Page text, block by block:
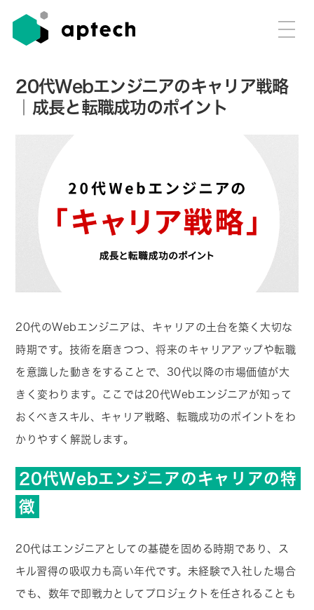
20代Webエンジニアのキャリア戦略
｜成長と転職成功のポイント
20代のWebエンジニアは、キャリアの土台を築く大切な
時期です。技術を磨きつつ、将来のキャリアアップや転職
を意識した動きをすることで、30代以降の市場価値が大
きく変わります。ここでは20代Webエンジニアが知って
おくべきスキル、キャリア戦略、転職成功のポイントをわ
かりやすく解説します。
20代Webエンジニアのキャリアの特
徴
20代はエンジニアとしての基礎を固める時期であり、ス
キル習得の吸収力も高い年代です。未経験で入社した場合
でも、数年で即戦力としてプロジェクトを任されることも